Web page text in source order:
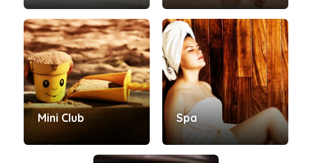
Mini Club Spa